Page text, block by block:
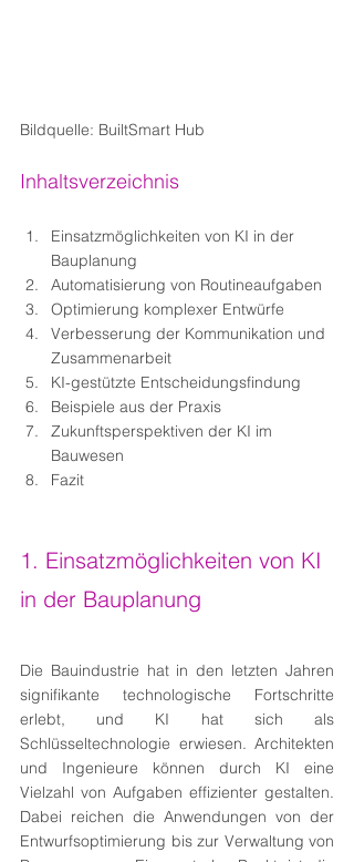
Bildquelle: BuiltSmart Hub
Inhaltsverzeichnis
Einsatzmöglichkeiten von KI in der
Bauplanung
Automatisierung von Routineaufgaben
Optimierung komplexer Entwürfe
Verbesserung der Kommunikation und
Zusammenarbeit
KI-gestützte Entscheidungsfindung
Beispiele aus der Praxis
Zukunftsperspektiven der KI im
Bauwesen
Fazit
1. Einsatzmöglichkeiten von KI
in der Bauplanung
Die Bauindustrie hat in den letzten Jahren
signifikante technologische Fortschritte
erlebt, und KI hat sich als
Schlüsseltechnologie erwiesen. Architekten
und Ingenieure können durch KI eine
Vielzahl von Aufgaben effizienter gestalten.
Dabei reichen die Anwendungen von der
Entwurfsoptimierung bis zur Verwaltung von